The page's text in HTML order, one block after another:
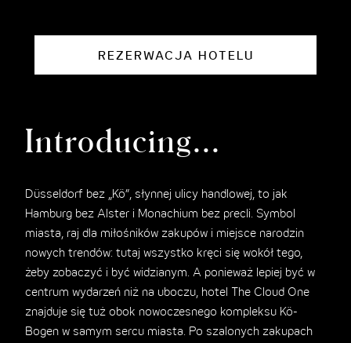
REZERWACJA HOTELU
Introducing...
Düsseldorf bez „Kö”, słynnej ulicy handlowej, to jak
Hamburg bez Alster i Monachium bez precli. Symbol
miasta, raj dla miłośników zakupów i miejsce narodzin
nowych trendów: tutaj wszystko kręci się wokół tego,
żeby zobaczyć i być widzianym. A ponieważ lepiej być w
centrum wydarzeń niż na uboczu, hotel The Cloud One
znajduje się tuż obok nowoczesnego kompleksu Kö-
Bogen w samym sercu miasta. Po szalonych zakupach